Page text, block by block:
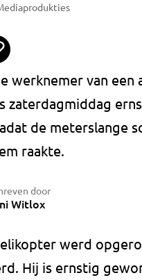
werknemer van
zaterdagmiddag
de meterslange
raakte.
door
Witlox
werd
Hij is ernstig